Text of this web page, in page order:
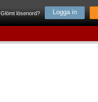
Glömt lösenord?